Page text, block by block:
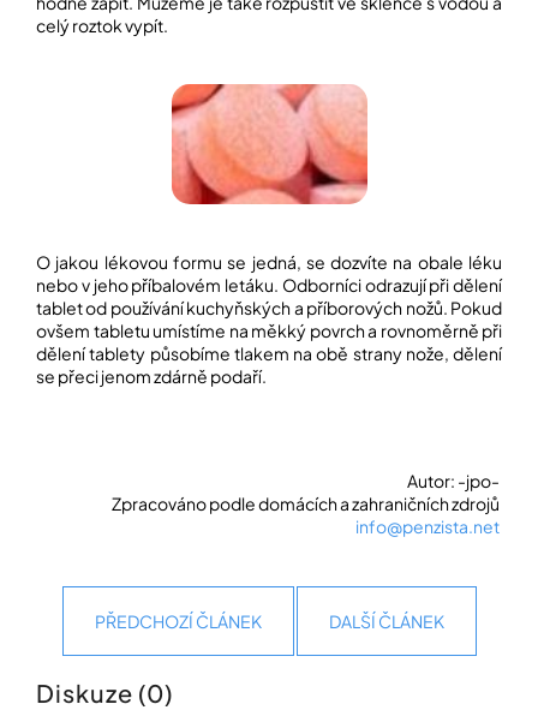
celý roztok vypít.
O jakou lékovou formu se jedná, se dozvíte na obale léku
nebo v jeho příbalovém letáku. Odborníci odrazují při dělení
tablet od používání kuchyňských a příborových nožů. Pokud
ovšem tabletu umístíme na měkký povrch a rovnoměrně při
dělení tablety působíme tlakem na obě strany nože, dělení
se přeci jenom zdárně podaří.
Autor: -jpo-
Zpracováno podle domácích a zahraničních zdrojů
info@penzista.net
PŘEDCHOZÍ ČLÁNEK DALŠÍ ČLÁNEK
Diskuze (0)